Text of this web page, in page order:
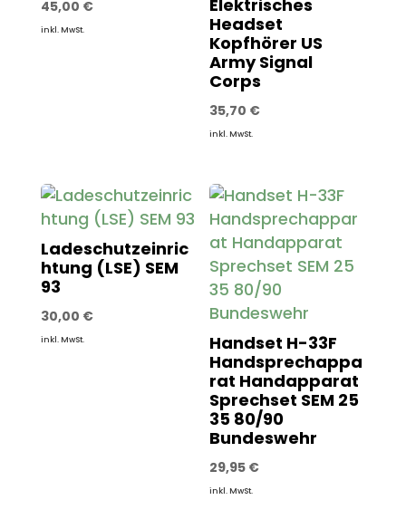
45,00 €
inkl. MwSt.
Elektrisches
Headset
Kopfhörer US
Army Signal
Corps
35,70 €
inkl. MwSt.
Ladeschutzeinric
htung (LSE) SEM
93
30,00 €
inkl. MwSt.
Handset H-33F
Handsprechappa
rat Handapparat
Sprechset SEM 25
35 80/90
Bundeswehr
29,95 €
inkl. MwSt.